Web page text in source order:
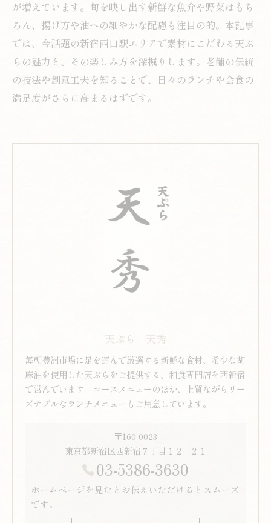
が増えています。旬を映し出す新鮮な魚介や野菜はもち
ろん、揚げ方や油への細やかな配慮も注目の的。本記事
では、今話題の新宿西口駅エリアで素材にこだわる天ぷ
らの魅力と、その楽しみ方を深掘りします。老舗の伝統
の技法や創意工夫を知ることで、日々のランチや会食の
満足度がさらに高まるはずです。
天ぷら 天秀
毎朝豊洲市場に足を運んで厳選する新鮮な食材、希少な胡
麻油を使用した天ぷらをご提供する、和食専門店を西新宿
で営んでいます。コースメニューのほか、上質ながらリー
ズナブルなランチメニューもご用意しています。
〒160-0023
東京都新宿区西新宿７丁目１２−２１
03-5386-3630
ホームページを見たとお伝えいただけるとスムーズ
です。